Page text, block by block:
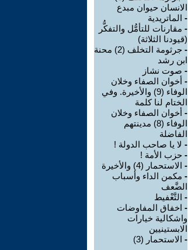
الانسان حيوان مبدع
- الماتريدية
- مقارنات للتأمُّل والتفكُّر
(قيودنا الثلاثة)
-
جرثومة التخلف (2) محنة
ابن رشد
- صوت نشاز
- أخوان الصفاء وخلان
الوفاء (9) والأخيرة. وفي
الختام لنا كلمة
- أخوان الصفاء وخلان
الوفاء (8) مدينتهم
الفاضلة
- لا يا صاحب الدولة !
- حزب الأمة !
- الاستحمار (4) والأخيرة
- مكمن الداء وأسباب
الضَّعف
- التَّعْفيط
- اخفاق المفاوضات
واشكالية خيارات
الابستينيين
- الاستحمار (3)